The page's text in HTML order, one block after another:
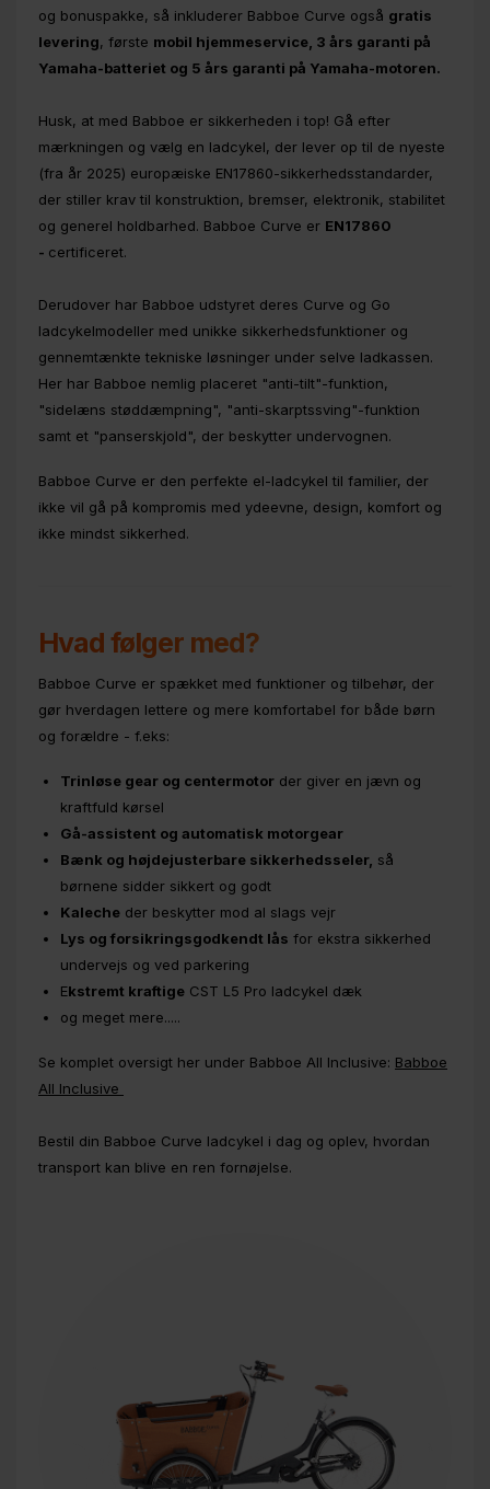
og bonuspakke, så inkluderer Babboe Curve også gratis
levering, første mobil hjemmeservice, 3 års garanti på
Yamaha-batteriet og 5 års garanti på Yamaha-motoren.
Husk, at med Babboe er sikkerheden i top! Gå efter
mærkningen og vælg en ladcykel, der lever op til de nyeste
(fra år 2025) europæiske EN17860-sikkerhedsstandarder,
der stiller krav til konstruktion, bremser, elektronik, stabilitet
og generel holdbarhed. Babboe Curve er EN17860
- certificeret.
Derudover har Babboe udstyret deres Curve og Go
ladcykelmodeller med unikke sikkerhedsfunktioner og
gennemtænkte tekniske løsninger under selve ladkassen.
Her har Babboe nemlig placeret "anti-tilt"-funktion,
"sidelæns støddæmpning", "anti-skarptssving"-funktion
samt et "panserskjold", der beskytter undervognen.
Babboe Curve er den perfekte el-ladcykel til familier, der
ikke vil gå på kompromis med ydeevne, design, komfort og
ikke mindst sikkerhed.
Hvad følger med?
Babboe Curve er spækket med funktioner og tilbehør, der
gør hverdagen lettere og mere komfortabel for både børn
og forældre - f.eks:
Trinløse gear og centermotor der giver en jævn og
kraftfuld kørsel
Gå-assistent og automatisk motorgear
Bænk og højdejusterbare sikkerhedsseler, så
børnene sidder sikkert og godt
Kaleche der beskytter mod al slags vejr
Lys og forsikringsgodkendt lås for ekstra sikkerhed
undervejs og ved parkering
Ekstremt kraftige CST L5 Pro ladcykel dæk
og meget mere.....
Se komplet oversigt her under Babboe All Inclusive: Babboe
All Inclusive
Bestil din Babboe Curve ladcykel i dag og oplev, hvordan
transport kan blive en ren fornøjelse.